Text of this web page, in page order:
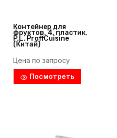
Контейнер для
фруктов, 4, пластик,
P.L. ProffСuisine
(Китай)
Цена по запросу
Посмотреть